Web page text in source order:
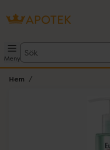
Meny
Sök
Hem